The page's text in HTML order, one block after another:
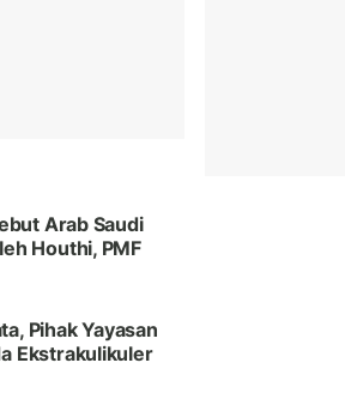
Arab Saudi
Houthi, PMF
Pihak Yayasan
Ekstrakulikuler